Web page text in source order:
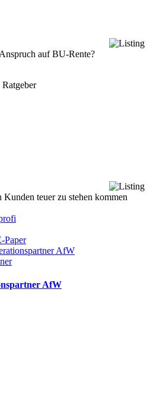
auf BU-Rente?
Ratgeber
teuer zu stehen kommen
Paper
AfW
AfW